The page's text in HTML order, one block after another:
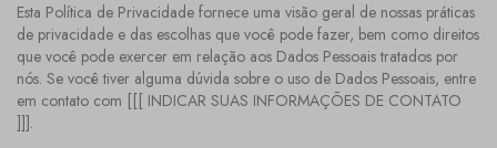
Esta Política de Privacidade fornece uma visão geral de nossas práticas
de privacidade e das escolhas que você pode fazer, bem como direitos
que você pode exercer em relação aos Dados Pessoais tratados por
nós. Se você tiver alguma dúvida sobre o uso de Dados Pessoais, entre
em contato com [[[ INDICAR SUAS INFORMAÇÕES DE CONTATO
]]].